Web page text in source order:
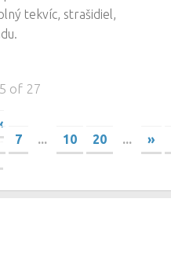
tekvíc, strašidiel,
of 27
7 ... 10 20 ...
»